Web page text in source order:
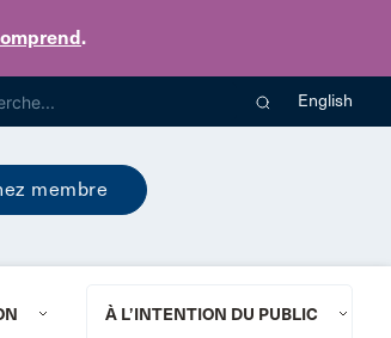
.
English
membre
À L’INTENTION DU PUBLIC